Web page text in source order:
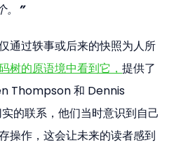
。”
通过轶事或后来的快照为人所
树的原语境中看到它，提供了
Thompson 和 Dennis
的联系，他们当时意识到自己
操作，这会让未来的读者感到